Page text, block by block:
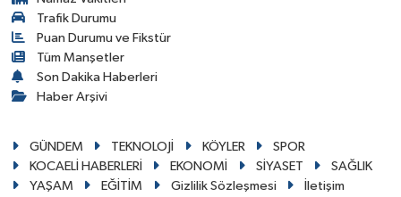
Trafik Durumu
Puan Durumu ve Fikstür
Tüm Manşetler
Son Dakika Haberleri
Haber Arşivi
GÜNDEM TEKNOLOJİ KÖYLER
SPOR
KOCAELİ HABERLERİ
EKONOMİ SİYASET
SAĞLIK
YAŞAM
EĞİTİM Gizlilik Sözleşmesi
İletişim